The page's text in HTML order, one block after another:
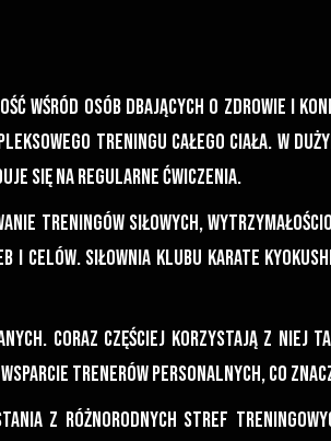
wśród osób dbających o zdrowie i
treningu całego ciała. W
się na regularne ćwiczenia.
treningów siłowych,
celów. Siłownia Klubu Karate
Coraz częściej korzystają z niej
trenerów personalnych, co
z różnorodnych stref